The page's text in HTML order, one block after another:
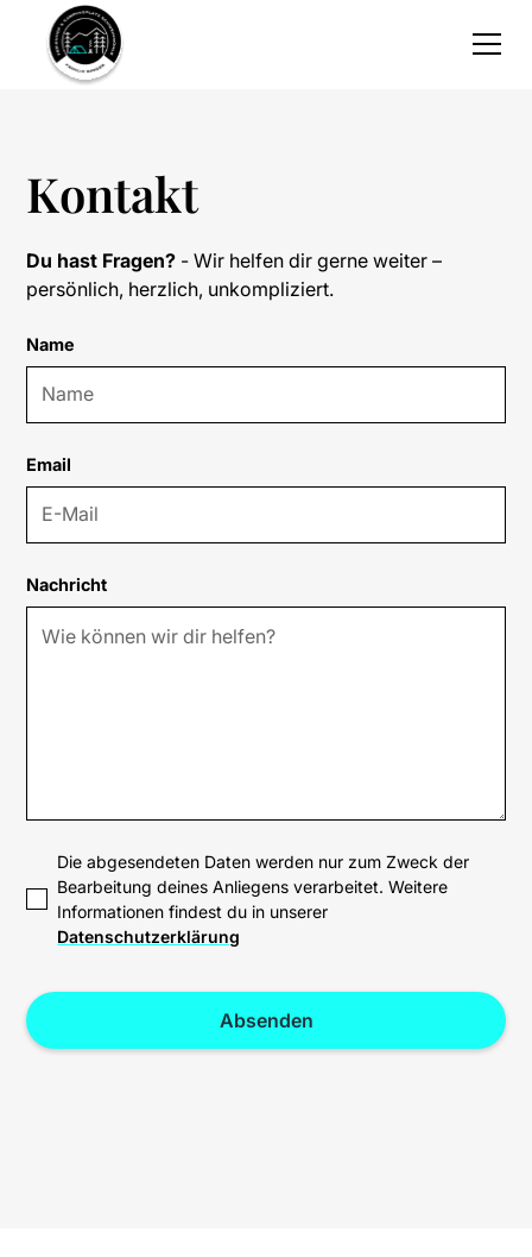
Kontakt
Du hast Fragen? - Wir helfen dir gerne weiter –
persönlich, herzlich, unkompliziert.
Name
Email
Nachricht
Die abgesendeten Daten werden nur zum Zweck der
Bearbeitung deines Anliegens verarbeitet. Weitere
Informationen findest du in unserer
Datenschutzerklärung